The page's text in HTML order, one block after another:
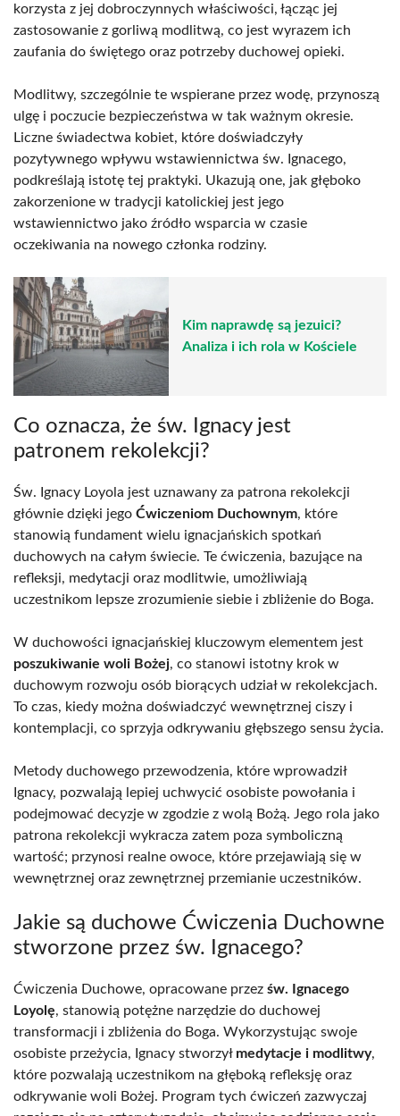
korzysta z jej dobroczynnych właściwości, łącząc jej
zastosowanie z gorliwą modlitwą, co jest wyrazem ich
zaufania do świętego oraz potrzeby duchowej opieki.
Modlitwy, szczególnie te wspierane przez wodę, przynoszą
ulgę i poczucie bezpieczeństwa w tak ważnym okresie.
Liczne świadectwa kobiet, które doświadczyły
pozytywnego wpływu wstawiennictwa św. Ignacego,
podkreślają istotę tej praktyki. Ukazują one, jak głęboko
zakorzenione w tradycji katolickiej jest jego
wstawiennictwo jako źródło wsparcia w czasie
oczekiwania na nowego członka rodziny.
Kim naprawdę są jezuici?
Analiza i ich rola w Kościele
Co oznacza, że św. Ignacy jest
patronem rekolekcji?
Św. Ignacy Loyola jest uznawany za patrona rekolekcji
głównie dzięki jego Ćwiczeniom Duchownym, które
stanowią fundament wielu ignacjańskich spotkań
duchowych na całym świecie. Te ćwiczenia, bazujące na
refleksji, medytacji oraz modlitwie, umożliwiają
uczestnikom lepsze zrozumienie siebie i zbliżenie do Boga.
W duchowości ignacjańskiej kluczowym elementem jest
poszukiwanie woli Bożej, co stanowi istotny krok w
duchowym rozwoju osób biorących udział w rekolekcjach.
To czas, kiedy można doświadczyć wewnętrznej ciszy i
kontemplacji, co sprzyja odkrywaniu głębszego sensu życia.
Metody duchowego przewodzenia, które wprowadził
Ignacy, pozwalają lepiej uchwycić osobiste powołania i
podejmować decyzje w zgodzie z wolą Bożą. Jego rola jako
patrona rekolekcji wykracza zatem poza symboliczną
wartość; przynosi realne owoce, które przejawiają się w
wewnętrznej oraz zewnętrznej przemianie uczestników.
Jakie są duchowe Ćwiczenia Duchowne
stworzone przez św. Ignacego?
Ćwiczenia Duchowe, opracowane przez św. Ignacego
Loyolę, stanowią potężne narzędzie do duchowej
transformacji i zbliżenia do Boga. Wykorzystując swoje
osobiste przeżycia, Ignacy stworzył medytacje i modlitwy,
które pozwalają uczestnikom na głęboką refleksję oraz
odkrywanie woli Bożej. Program tych ćwiczeń zazwyczaj